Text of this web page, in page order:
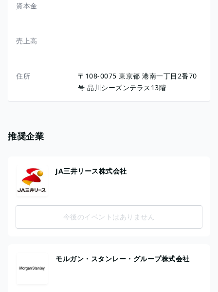
資本金
売上高
住所 〒108-0075東京都港南一丁目2番70
号品川シーズンテラス13階
推奨企業
JA三井リース株式会社
今後のイベントはありません
モルガン・スタンレー・グループ株式会社